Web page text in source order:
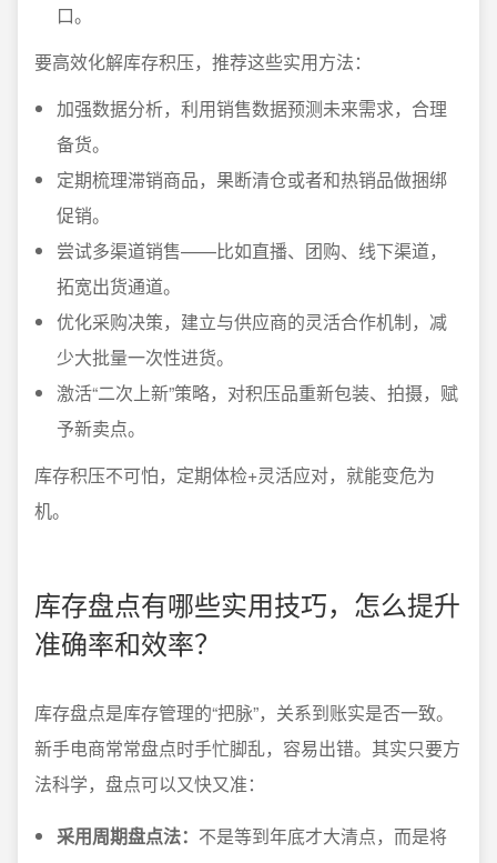
口。
要高效化解库存积压，推荐这些实用方法：
加强数据分析，利用销售数据预测未来需求，合理
备货。
定期梳理滞销商品，果断清仓或者和热销品做捆绑
促销。
尝试多渠道销售——比如直播、团购、线下渠道，
拓宽出货通道。
优化采购决策，建立与供应商的灵活合作机制，减
少大批量一次性进货。
激活“二次上新”策略，对积压品重新包装、拍摄，赋
予新卖点。
库存积压不可怕，定期体检+灵活应对，就能变危为
机。
库存盘点有哪些实用技巧，怎么提升
准确率和效率？
库存盘点是库存管理的“把脉”，关系到账实是否一致。
新手电商常常盘点时手忙脚乱，容易出错。其实只要方
法科学，盘点可以又快又准：
采用周期盘点法： 不是等到年底才大清点，而是将